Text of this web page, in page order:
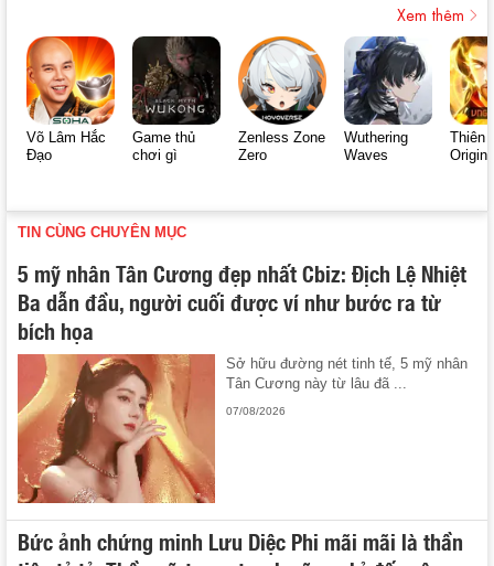
Xem thêm
Võ Lâm Hắc
Đạo
Game thủ
chơi gì
Zenless Zone
Zero
Wuthering
Waves
Thiên
Origin
TIN CÙNG CHUYÊN MỤC
5 mỹ nhân Tân Cương đẹp nhất Cbiz: Địch Lệ Nhiệt
Ba dẫn đầu, người cuối được ví như bước ra từ
bích họa
Sở hữu đường nét tinh tế, 5 mỹ nhân
Tân Cương này từ lâu đã ...
07/08/2026
Bức ảnh chứng minh Lưu Diệc Phi mãi mãi là thần